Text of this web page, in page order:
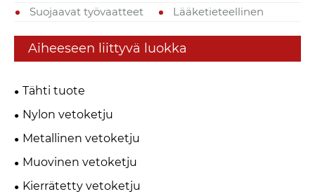
Suojaavat työvaatteet
Lääketieteellinen
Aiheeseen liittyvä luokka
Tähti tuote
Nylon vetoketju
Metallinen vetoketju
Muovinen vetoketju
Kierrätetty vetoketju